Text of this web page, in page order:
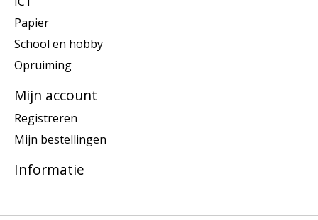
Papier
School en hobby
Opruiming
Mijn account
Registreren
Mijn bestellingen
Informatie